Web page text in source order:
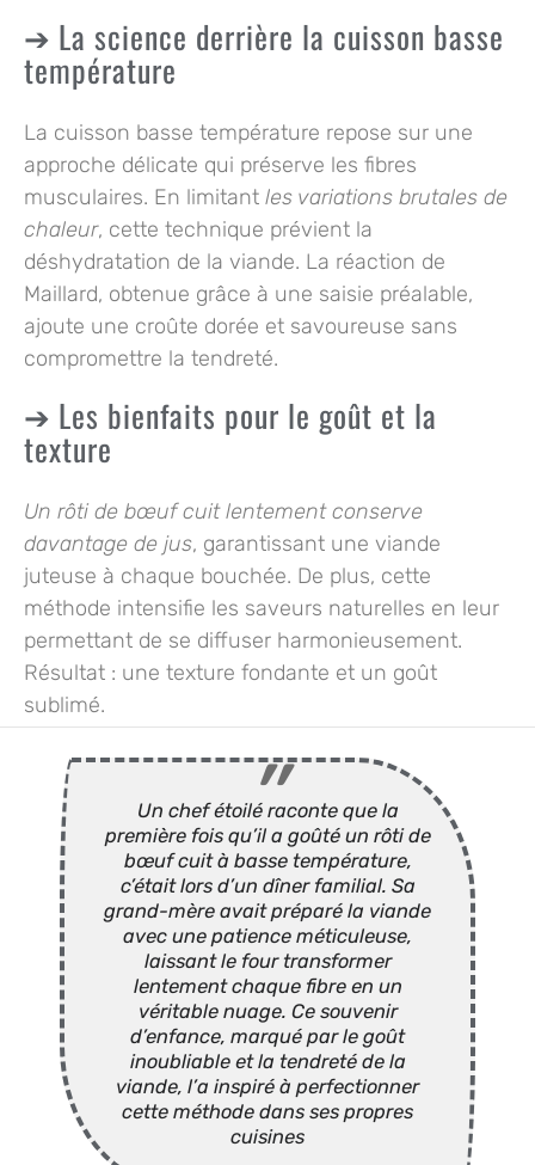
La science derrière la cuisson basse
température
La cuisson basse température repose sur une
approche délicate qui préserve les fibres
musculaires. En limitant les variations brutales de
chaleur, cette technique prévient la
déshydratation de la viande. La réaction de
Maillard, obtenue grâce à une saisie préalable,
ajoute une croûte dorée et savoureuse sans
compromettre la tendreté.
Les bienfaits pour le goût et la
texture
Un rôti de bœuf cuit lentement conserve
davantage de jus, garantissant une viande
juteuse à chaque bouchée. De plus, cette
méthode intensifie les saveurs naturelles en leur
permettant de se diffuser harmonieusement.
Résultat : une texture fondante et un goût
sublimé.
Un chef étoilé raconte que la
première fois qu’il a goûté un rôti de
bœuf cuit à basse température,
c’était lors d’un dîner familial. Sa
grand-mère avait préparé la viande
avec une patience méticuleuse,
laissant le four transformer
lentement chaque fibre en un
véritable nuage. Ce souvenir
d’enfance, marqué par le goût
inoubliable et la tendreté de la
viande, l’a inspiré à perfectionner
cette méthode dans ses propres
cuisines